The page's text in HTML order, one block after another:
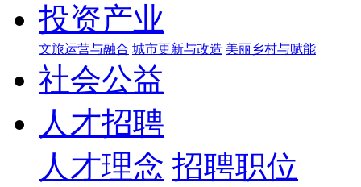
投资产业
文旅运营与融合 城市更新与改造 美丽乡村与赋能
社会公益
人才招聘
人才理念 招聘职位